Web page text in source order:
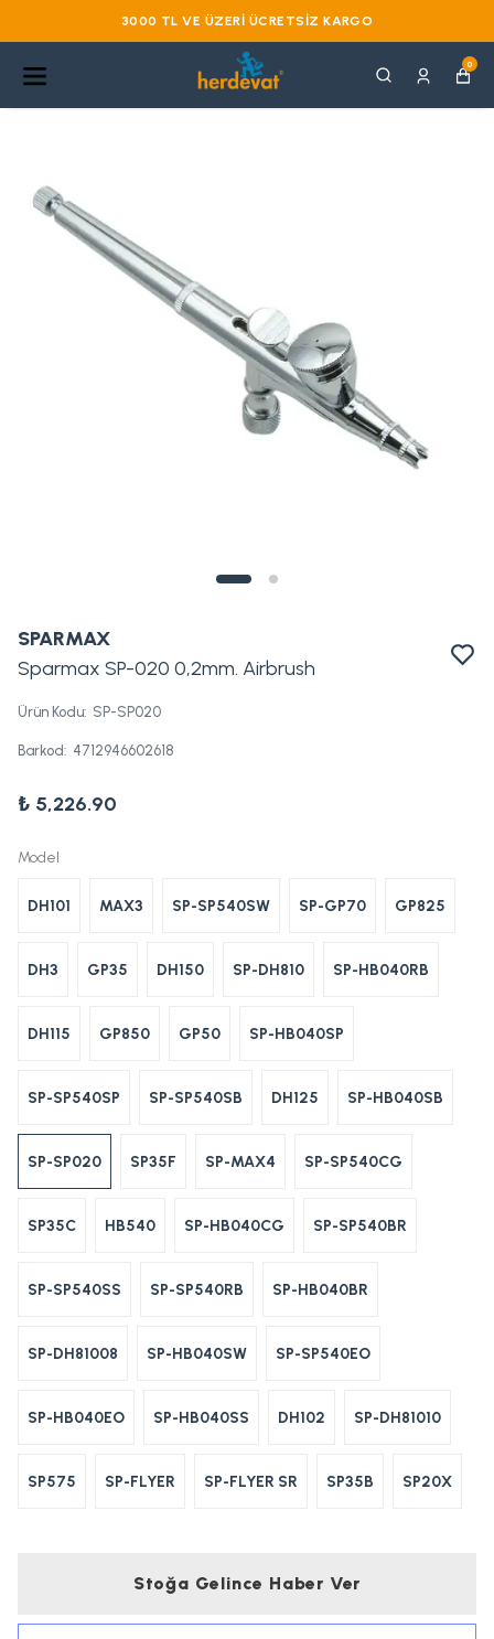
VADE FARKSIZ 3 TAKSIT
0
SPARMAX
Sparmax SP-020 0,2mm. Airbrush
Ürün Kodu: SP-SP020
Barkod: 4712946602618
₺ 5,226.90
Model
DH101 MAX3 SP-SP540SW SP-GP70 GP825
DH3 GP35 DH150 SP-DH810 SP-HB040RB
DH115 GP850 GP50 SP-HB040SP
SP-SP540SP SP-SP540SB DH125 SP-HB040SB
SP-SP020 SP35F SP-MAX4 SP-SP540CG
SP35C HB540 SP-HB040CG SP-SP540BR
SP-SP540SS SP-SP540RB SP-HB040BR
SP-DH81008 SP-HB040SW SP-SP540EO
SP-HB040EO SP-HB040SS DH102 SP-DH81010
SP575 SP-FLYER SP-FLYER SR SP35B SP20X
Stoğa Gelince Haber Ver